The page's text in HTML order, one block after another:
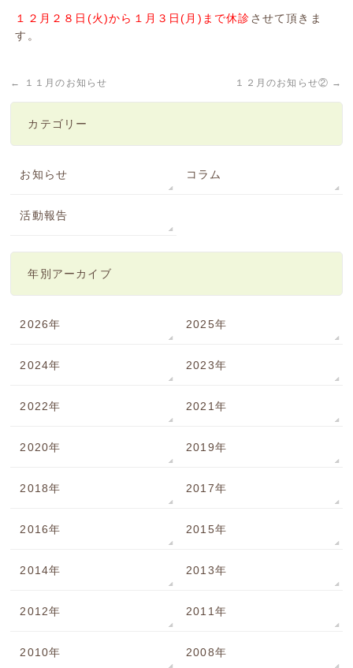
１２月２８日(火)から１月３日(月)まで休診 させて頂きま
す。
← １１月のお知らせ １２月のお知らせ② →
カテゴリー
お知らせ コラム
活動報告
年別アーカイブ
2026年 2025年
2024年 2023年
2022年 2021年
2020年 2019年
2018年 2017年
2016年 2015年
2014年 2013年
2012年 2011年
2010年 2008年